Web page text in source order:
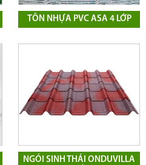
TÔN NHỰA PVC ASA 4 LỚP
NGÓI SINH THÁI ONDUVILLA